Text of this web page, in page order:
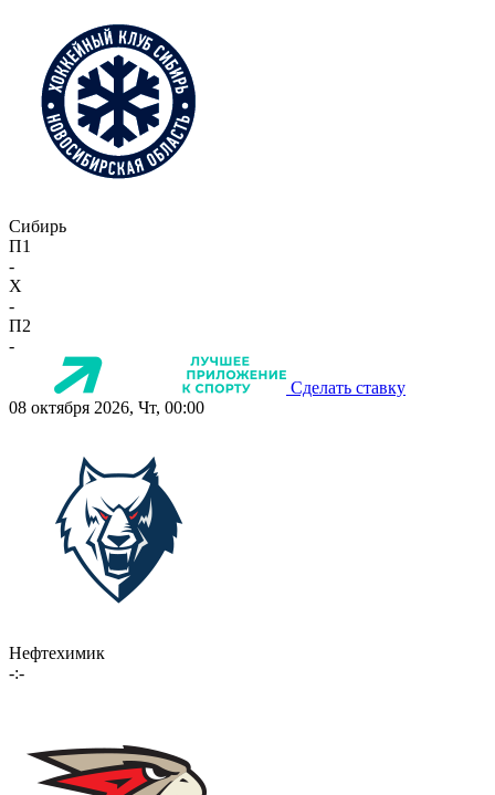
Сибирь
П1
-
X
-
П2
-
Сделать ставку
08 октября 2026, Чт, 00:00
Нефтехимик
-:-